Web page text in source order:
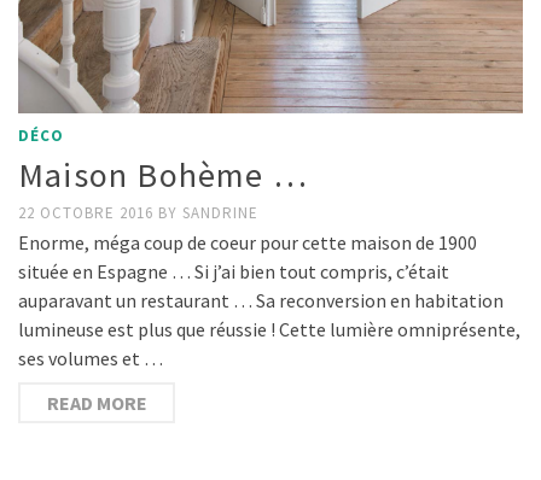
DÉCO
Maison Bohème …
22 OCTOBRE 2016 BY SANDRINE
Enorme, méga coup de coeur pour cette maison de 1900
située en Espagne … Si j’ai bien tout compris, c’était
auparavant un restaurant … Sa reconversion en habitation
lumineuse est plus que réussie ! Cette lumière omniprésente,
ses volumes et …
READ MORE